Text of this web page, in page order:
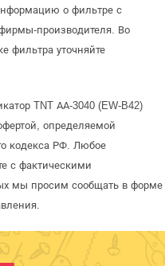
о фильтре с
производителя. Во
фильтра уточняйте
TNT АА-3040 (EW-B42)
определяемой
кодекса РФ. Любое
с фактическими
мы просим сообщать в форме